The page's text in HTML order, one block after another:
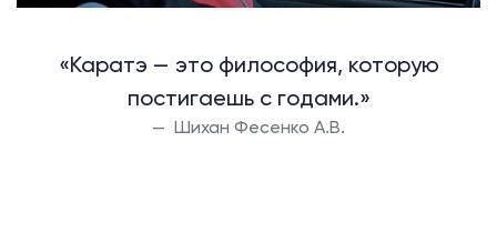
«Каратэ — это философия, которую
постигаешь с годами.»
Шихан Фесенко А.В.